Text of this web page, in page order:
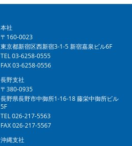
本社
〒160-0023
東京都新宿区西新宿3-1-5 新宿嘉泉ビル6F
TEL 03-6258-0555
FAX 03-6258-0556
長野支社
〒380-0935
長野県長野市中御所1-16-18 藤栄中御所ビル
5F
TEL 026-217-5563
FAX 026-217-5567
沖縄支社